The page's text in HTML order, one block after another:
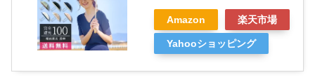
Amazon 楽天市場
Yahooショッピング